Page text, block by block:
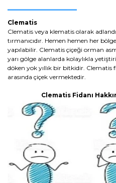
Clematis
Clematis veya klematis olarak
tırmanıcıdır. Hemen hemen her
yapılabilir. Clematis çiçeği orman
yarı gölge alanlarda kolaylıkla
döken yok yıllık bir bitkidir. Clematis
arasında çiçek vermektedir.
Clematis Fidanı